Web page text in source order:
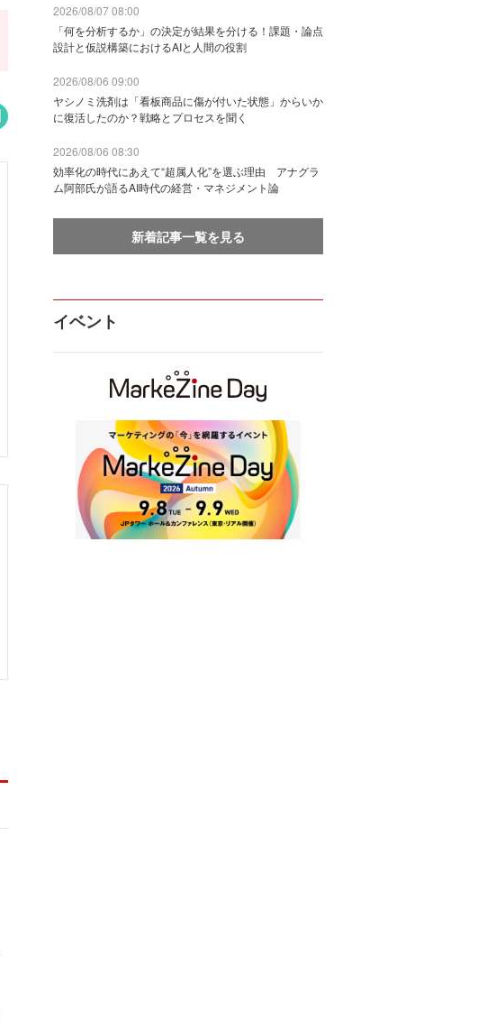
2026/08/07 08:00
「何を分析するか」の決定が結果を分ける！課題・論点
設計と仮説構築におけるAIと人間の役割
2026/08/06 09:00
ヤシノミ洗剤は「看板商品に傷が付いた状態」からいか
に復活したのか？戦略とプロセスを聞く
2026/08/06 08:30
効率化の時代にあえて“超属人化”を選ぶ理由 アナグラ
ム阿部氏が語るAI時代の経営・マネジメント論
新着記事一覧を見る
イベント